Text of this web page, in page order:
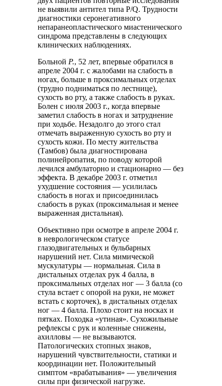
не выявили антител типа P/Q. Трудности
диагностики серонегативного
непаранеопластического миастенического
синдрома представлены в следующих
клинических наблюдениях.
Больной Р., 52 лет, впервые обратился в
апреле 2004 г. с жалобами на слабость в
ногах, больше в проксимальных отделах
(трудно подниматься по лестнице),
сухость во рту, а также слабость в руках.
Болен с июля 2003 г., когда впервые
заметил слабость в ногах и затруднение
при ходьбе. Незадолго до этого стал
отмечать выраженную сухость во рту и
сухость кожи. По месту жительства
(Тамбов) была диагностирована
полинейропатия, по поводу которой
лечился амбулаторно и стационарно — без
эффекта. В декабре 2003 г. отметил
ухудшение состояния — усилилась
слабость в ногах и присоединилась
слабость в руках (проксимальная и менее
выраженная дистальная).
Объективно при осмотре в апреле 2004 г.
в неврологическом статусе
глазодвигательных и бульбарных
нарушений нет. Сила мимической
мускулатуры — нормальная. Сила в
дистальных отделах рук 4 балла, в
проксимальных отделах ног — 3 балла (со
стула встает с опорой на руки, не может
встать с корточек), в дистальных отделах
ног — 4 балла. Плохо стоит на носках и
пятках. Походка «утиная». Сухожильные
рефлексы с рук и коленные снижены,
ахилловы — не вызываются.
Патологических стопных знаков,
нарушений чувствительности, статики и
координации нет. Положительный
симптом «врабатывания» — увеличения
силы при физической нагрузке.